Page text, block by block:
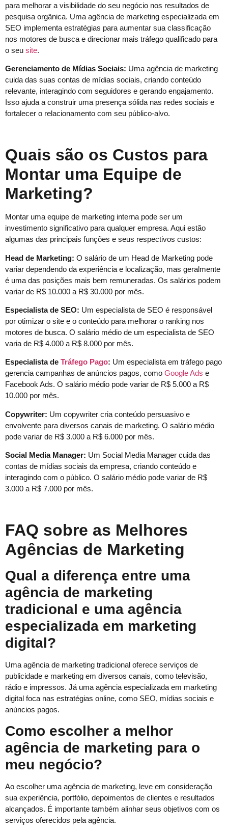
para melhorar a visibilidade do seu negócio nos resultados de
pesquisa orgânica. Uma agência de marketing especializada em
SEO implementa estratégias para aumentar sua classificação
nos motores de busca e direcionar mais tráfego qualificado para
o seu site.
Gerenciamento de Mídias Sociais: Uma agência de marketing
cuida das suas contas de mídias sociais, criando conteúdo
relevante, interagindo com seguidores e gerando engajamento.
Isso ajuda a construir uma presença sólida nas redes sociais e
fortalecer o relacionamento com seu público-alvo.
Quais são os Custos para
Montar uma Equipe de
Marketing?
Montar uma equipe de marketing interna pode ser um
investimento significativo para qualquer empresa. Aqui estão
algumas das principais funções e seus respectivos custos:
Head de Marketing: O salário de um Head de Marketing pode
variar dependendo da experiência e localização, mas geralmente
é uma das posições mais bem remuneradas. Os salários podem
variar de R$ 10.000 a R$ 30.000 por mês.
Especialista de SEO: Um especialista de SEO é responsável
por otimizar o site e o conteúdo para melhorar o ranking nos
motores de busca. O salário médio de um especialista de SEO
varia de R$ 4.000 a R$ 8.000 por mês.
Especialista de Tráfego Pago: Um especialista em tráfego pago
gerencia campanhas de anúncios pagos, como Google Ads e
Facebook Ads. O salário médio pode variar de R$ 5.000 a R$
10.000 por mês.
Copywriter: Um copywriter cria conteúdo persuasivo e
envolvente para diversos canais de marketing. O salário médio
pode variar de R$ 3.000 a R$ 6.000 por mês.
Social Media Manager: Um Social Media Manager cuida das
contas de mídias sociais da empresa, criando conteúdo e
interagindo com o público. O salário médio pode variar de R$
3.000 a R$ 7.000 por mês.
FAQ sobre as Melhores
Agências de Marketing
Qual a diferença entre uma
agência de marketing
tradicional e uma agência
especializada em marketing
digital?
Uma agência de marketing tradicional oferece serviços de
publicidade e marketing em diversos canais, como televisão,
rádio e impressos. Já uma agência especializada em marketing
digital foca nas estratégias online, como SEO, mídias sociais e
anúncios pagos.
Como escolher a melhor
agência de marketing para o
meu negócio?
Ao escolher uma agência de marketing, leve em consideração
sua experiência, portfólio, depoimentos de clientes e resultados
alcançados. É importante também alinhar seus objetivos com os
serviços oferecidos pela agência.